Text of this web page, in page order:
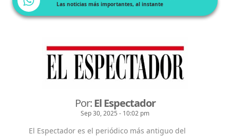
Las noticias más importantes, al instante
Por:El Espectador
Sep 30, 2025 - 10:02 pm
El Espectador es el periódico más antiguo del